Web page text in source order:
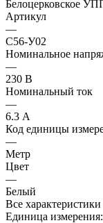
Белоцерковское
Артикул
—
С56-У02
Номинальное
—
230 В
Номинальный ток
—
6.3 А
Код единицы
—
Метр
Цвет
—
Белый
Все характеристики
Единица измерения: